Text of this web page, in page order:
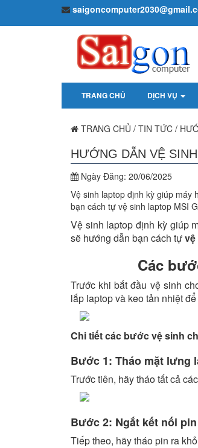
TRANG CHỦ DỊCH VỤ
TRANG CHỦ / TIN TỨC /
HƯỚNG DẪN VỆ
Ngày Đăng: 20/06/2025
Vệ sinh laptop định kỳ giúp máy
bạn cách tự vệ sinh laptop MSI
Vệ sinh laptop định kỳ giúp
sẽ hướng dẫn bạn cách tựvệ
Các
Trước khi bắt đầu vệ sinh
lắp laptop và keo tản nhiệt
Chi tiết các bước vệ sinh
Bước 1: Tháo mặt lưng
Trước tiên, hãy tháo tất cả
Bước 2: Ngắt kết nối pin
Tiếp theo, hãy tháo pin ra